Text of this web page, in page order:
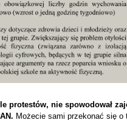
protestów, nie spowodował
Możecie sami przekonać się o